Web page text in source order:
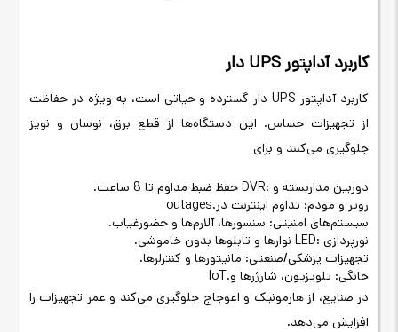
کاربرد آداپتور UPS دار
کاربرد آداپتور UPS دار گسترده و حیاتی است، به ویژه در حفاظت
از تجهیزات حساس. این دستگاه‌ها از قطع برق، نوسان و نویز
جلوگیری می‌کنند و برای
دوربین مداربسته وDVR: حفظ ضبط مداوم تا 8 ساعت
.
روتر و مودم: تداوم اینترنت درoutages.
سیستم‌های امنیتی: سنسورها، آلارم‌ها و حضورغیاب.
نورپردازیLED: نوارها و تابلوها بدون خاموشی.
تجهیزات پزشکی/صنعتی: مانیتورها و کنترلرها.
خانگی: تلویزیون، شارژرها وIoT.
در صنایع، از هارمونیک و اعوجاج جلوگیری می‌کند و عمر تجهیزات را
افزایش می‌دهد.